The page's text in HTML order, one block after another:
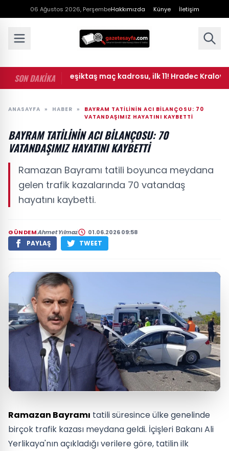
06 Ağustos 2026, PerşembeHakkımızda Künye İletişim
SON DAKİKA
Kralove - Beşiktaş maç kadrosu, ilk 11! Hradec Kralove -
ANASAYFA » HABER »
BAYRAM TATILININ ACI BILANÇOSU: 70
VATANDAŞIMIZ HAYATINI KAYBETTI
BAYRAM TATILININ ACI BILANÇOSU: 70
VATANDAŞIMIZ HAYATINI KAYBETTI
Ramazan Bayramı tatili boyunca meydana
gelen trafik kazalarında 70 vatandaş
hayatını kaybetti.
GÜNDEMAhmet Yılmaz 01.06.2026 09:58
PAYLAŞ TWEET
Ramazan Bayramı tatili süresince ülke genelinde
birçok trafik kazası meydana geldi. İçişleri Bakanı Ali
Yerlikaya'nın açıkladığı verilere göre, tatilin ilk